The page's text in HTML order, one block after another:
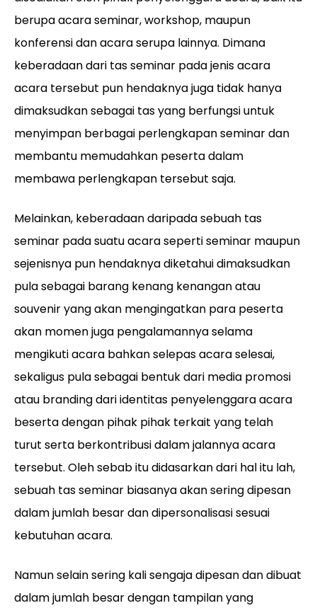
berupa acara seminar, workshop, maupun
konferensi dan acara serupa lainnya. Dimana
keberadaan dari tas seminar pada jenis acara
acara tersebut pun hendaknya juga tidak hanya
dimaksudkan sebagai tas yang berfungsi untuk
menyimpan berbagai perlengkapan seminar dan
membantu memudahkan peserta dalam
membawa perlengkapan tersebut saja.
Melainkan, keberadaan daripada sebuah tas
seminar pada suatu acara seperti seminar maupun
sejenisnya pun hendaknya diketahui dimaksudkan
pula sebagai barang kenang kenangan atau
souvenir yang akan mengingatkan para peserta
akan momen juga pengalamannya selama
mengikuti acara bahkan selepas acara selesai,
sekaligus pula sebagai bentuk dari media promosi
atau branding dari identitas penyelenggara acara
beserta dengan pihak pihak terkait yang telah
turut serta berkontribusi dalam jalannya acara
tersebut. Oleh sebab itu didasarkan dari hal itu lah,
sebuah tas seminar biasanya akan sering dipesan
dalam jumlah besar dan dipersonalisasi sesuai
kebutuhan acara.
Namun selain sering kali sengaja dipesan dan dibuat
dalam jumlah besar dengan tampilan yang